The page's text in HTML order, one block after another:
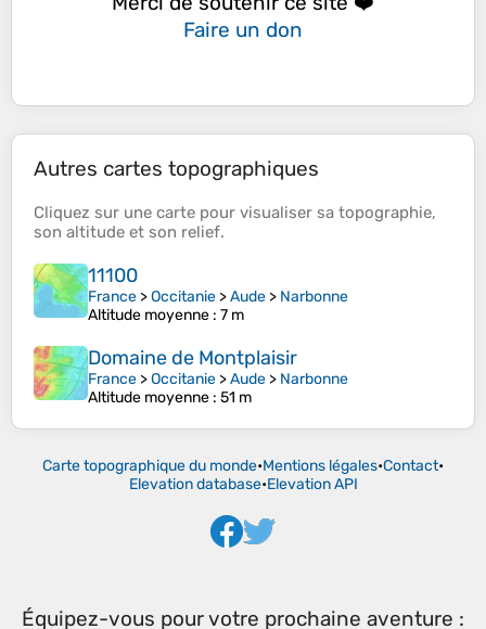
Faire un don
Autres cartes topographiques
Cliquez sur une carte pour visualiser sa topographie,
son altitude et son relief.
11100
France >Occitanie >Aude > Narbonne
Altitude moyenne : 7 m
Domaine de Montplaisir
France >Occitanie >Aude > Narbonne
Altitude moyenne : 51 m
Carte topographique du monde•Mentions légales•Contact•
Elevation database•Elevation API
Équipez-vous pour votre prochaine aventure :